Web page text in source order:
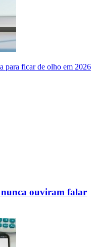
para ficar de olho em 2026
nunca ouviram falar